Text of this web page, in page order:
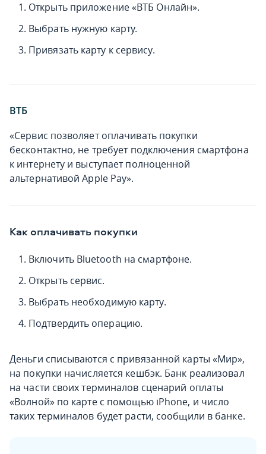
Открыть приложение «ВТБ Онлайн».
Выбрать нужную карту.
Привязать карту к сервису.
ВТБ
«Сервис позволяет оплачивать покупки
бесконтактно, не требует подключения смартфона
к интернету и выступает полноценной
альтернативой Apple Pay».
Как оплачивать покупки
Включить Bluetooth на смартфоне.
Открыть сервис.
Выбрать необходимую карту.
Подтвердить операцию.
Деньги списываются с привязанной карты «Мир»,
на покупки начисляется кешбэк. Банк реализовал
на части своих терминалов сценарий оплаты
«Волной» по карте с помощью iPhone, и число
таких терминалов будет расти, сообщили в банке.